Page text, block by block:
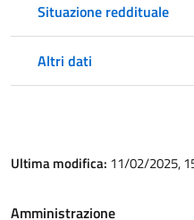
Situazione reddituale
Altri dati
Ultima modifica: 11/02/2025,
Amministrazione